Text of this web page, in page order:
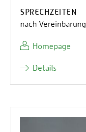
SPRECHZEITEN
nach Vereinbarung
Homepage
Details